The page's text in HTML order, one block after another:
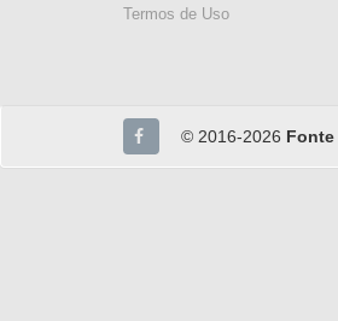
Termos de Uso
© 2016-2026 Fonte